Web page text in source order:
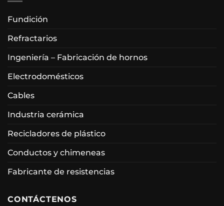
Fundición
Refractarios
Ingeniería – Fabricación de hornos
Electrodomésticos
Cables
Industria cerámica
Recicladores de plástico
Conductos y chimeneas
Fabricante de resistencias
CONTÁCTENOS